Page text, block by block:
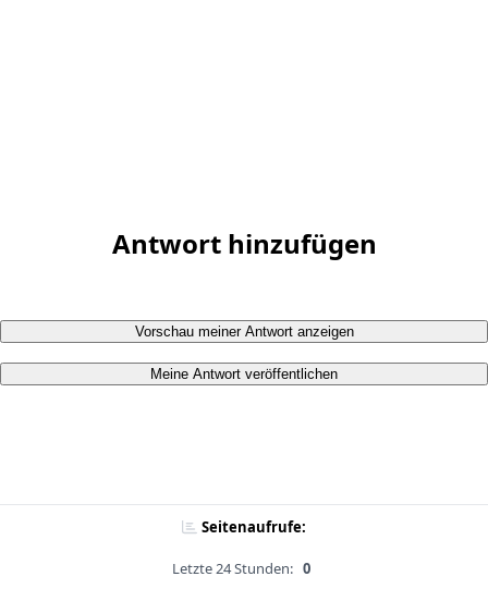
Antwort hinzufügen
Vorschau meiner Antwort anzeigen
Meine Antwort veröffentlichen
Seitenaufrufe:
Letzte 24 Stunden: 0